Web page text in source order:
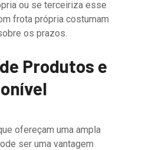
ou se terceiriza esse
frota própria costumam
os prazos.
Produtos e
ofereçam uma ampla
ser uma vantagem